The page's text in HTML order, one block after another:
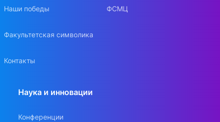
Наши победы
Факультетская символика
Контакты
ФСМЦ
Наука и инновации
Конференции